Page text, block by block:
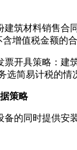
材料销售合
增值税金额的
具策略：建
简易计税的
策略
同时提供安